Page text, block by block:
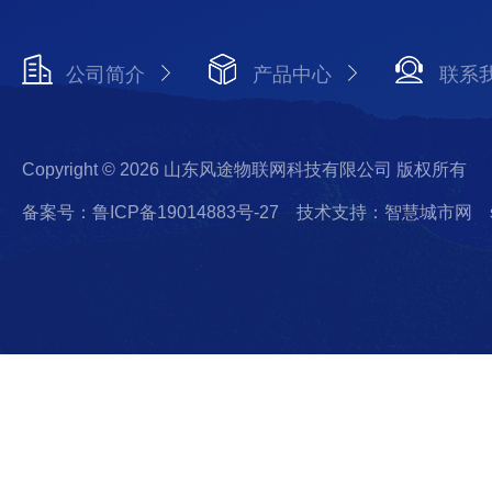
公司简介 产品中心 联系
Copyright © 2026 山东风途物联网科技有限公司 版权所有
备案号：鲁ICP备19014883号-27 技术支持：智慧城市网